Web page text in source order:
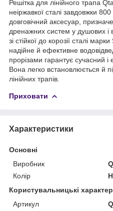
Решітка для лінійного трапа
неіржавкої сталі завдовжки
довговічний аксесуар,
дренажних систем у душових і
зі стійкої до корозії сталі
надійне й ефективне
прорізами гарантує сучасний і
Вона легко встановлюється й
лінійних трапів.
Приховати
Характеристики
Основні
Виробник
Колір
Користувальницькі
Артикул